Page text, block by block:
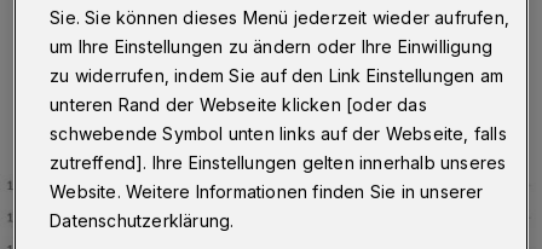
11.01.2023 , 12:10 Uhr Eine Minute Lesezeit
Sie. Sie können dieses Menü jederzeit wieder aufrufen,
um Ihre Einstellungen zu ändern oder Ihre Einwilligung
zu widerrufen, indem Sie auf den Link Einstellungen am
unteren Rand der Webseite klicken [oder das
schwebende Symbol unten links auf der Webseite, falls
zutreffend]. Ihre Einstellungen gelten innerhalb unseres
Website. Weitere Informationen finden Sie in unserer
Datenschutzerklärung.